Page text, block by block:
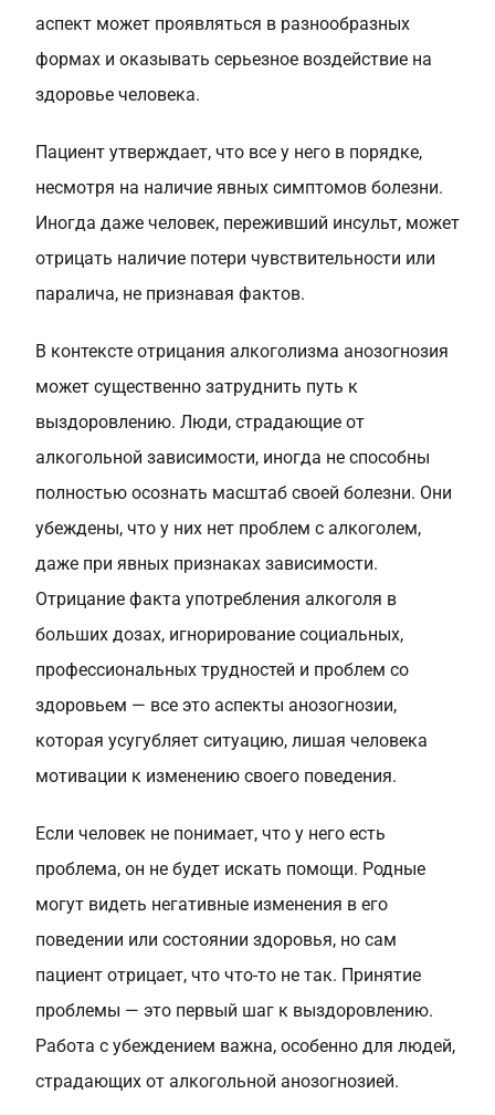
аспект может проявляться в разнообразных
формах и оказывать серьезное воздействие на
здоровье человека.
Пациент утверждает, что все у него в порядке,
несмотря на наличие явных симптомов болезни.
Иногда даже человек, переживший инсульт, может
отрицать наличие потери чувствительности или
паралича, не признавая фактов.
В контексте отрицания алкоголизма анозогнозия
может существенно затруднить путь к
выздоровлению. Люди, страдающие от
алкогольной зависимости, иногда не способны
полностью осознать масштаб своей болезни. Они
убеждены, что у них нет проблем с алкоголем,
даже при явных признаках зависимости.
Отрицание факта употребления алкоголя в
больших дозах, игнорирование социальных,
профессиональных трудностей и проблем со
здоровьем — все это аспекты анозогнозии,
которая усугубляет ситуацию, лишая человека
мотивации к изменению своего поведения.
Если человек не понимает, что у него есть
проблема, он не будет искать помощи. Родные
могут видеть негативные изменения в его
поведении или состоянии здоровья, но сам
пациент отрицает, что что-то не так. Принятие
проблемы — это первый шаг к выздоровлению.
Работа с убеждением важна, особенно для людей,
страдающих от алкогольной анозогнозией.